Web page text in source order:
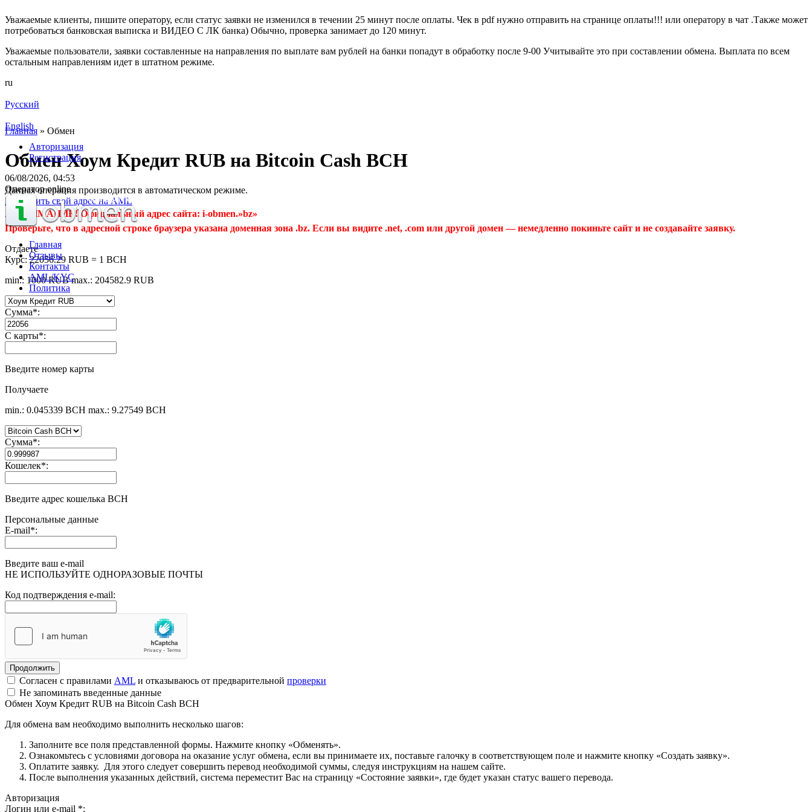
Уважаемые клиенты, пишите оператору, если статус заявки не изменился в течении 25 минут после оплаты. Чек в pdf нужно отправить на странице оплаты!!! или оператору в чат .Также может
потребоваться банковская выписка и ВИДЕО С ЛК банка) Обычно, проверка занимает до 120 минут.
Уважаемые пользователи, заявки составленные на направления по выплате вам рублей на банки попадут в обработку после 9-00 Учитывайте это при составлении обмена. Выплата по всем
остальным направлениям идет в штатном режиме.
ru
Русский
English
Авторизация
Регистрация
06/08/2026, 04:53
Оператор online
Главная
Отзывы
Контакты
AML/KYC
Политика
Главная » Обмен
Обмен Хоум Кредит RUB на Bitcoin Cash BCH
Данная операция производится в автоматическом режиме.
Проверить свой адрес на AML
⚠️ ВНИМАНИЕ! Официальный адрес сайта: i-obmen.»bz»
Проверьте, что в адресной строке браузера указана доменная зона .bz. Если вы видите .net, .com или другой домен — немедленно покиньте сайт и не создавайте заявку.
Отдаете
Курс:22056.29 RUB = 1 BCH
min.: 1000 RUB max.: 204582.9 RUB
Сумма*:
С карты*:
Введите номер карты
Получаете
min.: 0.045339 BCH max.: 9.27549 BCH
Сумма*:
Кошелек*:
Введите адрес кошелька BCH
Персональные данные
E-mail*:
Введите ваш e-mail
НЕ ИСПОЛЬЗУЙТЕ ОДНОРАЗОВЫЕ ПОЧТЫ
Код подтверждения e-mail:
Согласен с правилами AML и отказываюсь от предварительной проверки
Не запоминать введенные данные
Обмен Хоум Кредит RUB на Bitcoin Cash BCH
Для обмена вам необходимо выполнить несколько шагов:
Заполните все поля представленной формы. Нажмите кнопку «Обменять».
Ознакомьтесь с условиями договора на оказание услуг обмена, если вы принимаете их, поставьте галочку в соответствующем поле и нажмите кнопку «Создать заявку».
Оплатите заявку. Для этого следует совершить перевод необходимой суммы, следуя инструкциям на нашем сайте.
После выполнения указанных действий, система переместит Вас на страницу «Состояние заявки», где будет указан статус вашего перевода.
Авторизация
Логин или e-mail *: